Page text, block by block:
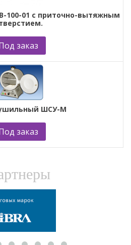
01 с приточно-вытяжным
заказ
ШСУ-М
заказ